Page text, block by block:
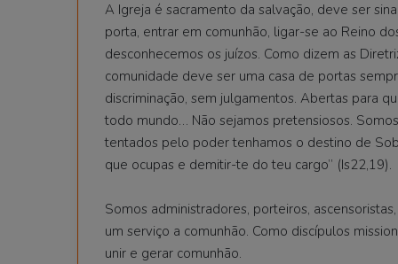
A Igreja é sacramento da salvação, deve ser
porta, entrar em comunhão, ligar-se ao Reino
desconhecemos os juízos. Como dizem as
comunidade deve ser uma casa de portas
discriminação, sem julgamentos. Abertas para
todo mundo… Não sejamos pretensiosos.
tentados pelo poder tenhamos o destino de
que ocupas e demitir-te do teu cargo” (Is22,19).
Somos administradores, porteiros,
um serviço a comunhão. Como discípulos
unir e gerar comunhão.